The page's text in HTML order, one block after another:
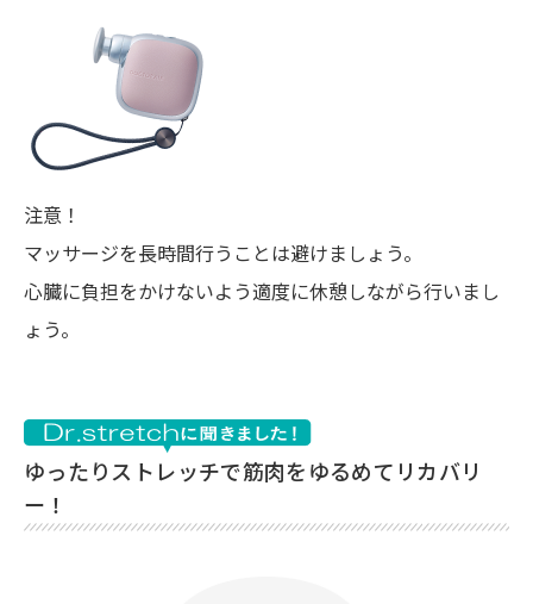
注意！
マッサージを長時間行うことは避けましょう。
心臓に負担をかけないよう適度に休憩しながら行いまし
ょう。
ゆったりストレッチで筋肉をゆるめてリカバリ
ー！